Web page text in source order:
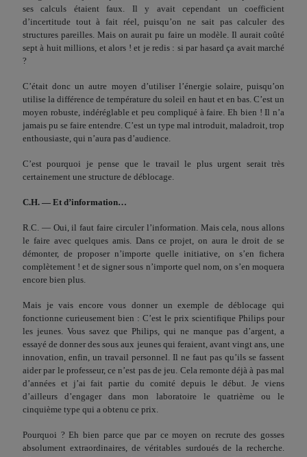
ses calculs étaient faux. Il y avait cependant un coefficient
d’incertitude tout à fait réel, puisqu’on ne sait pas cal­culer des
structures pareilles. Mais on aurait pu faire un modèle. Il aurait coûté
sept à huit millions, et alors ! et je redis : si par hasard ça avait marché
?
C’était donc un autre moyen d’utiliser l’énergie solaire, puis­qu’on
utilise la différence de température du soleil en haut et en bas. C’est un
moyen robuste, indéréglable et peu compliqué à faire. Eh bien ! Il n’a
jamais pu se faire entendre. C’est un type mal introduit, maladroit, trop
enthousiaste, qui n’aura pas d’audience.
C’est pourquoi je pense que le travail le plus urgent serait très
certainement une structure de déblocage.
C.H. — Et d’information…
R.C. — Oui, il faut faire circuler l’information. Mais cela, nous allons
le faire avec quelques amis. Dans ce projet, on aura le droit de se
démonter, de proposer n’importe quelle initiative, on s’en fichera
complètement ! et de signer sous n’importe quel nom, on s’en moquera
encore bien plus.
Mais je vais encore vous donner un exemple de déblocage qui
fonctionne curieusement bien : C’est le prix scientifique Philips pour
les jeunes. Vous savez que Philips, qui ne manque pas d’argent, a
essayé de donner des sous aux jeunes qui feraient, avant vingt ans, une
innovation, enfin, un travail personnel. Il ne faut pas qu’ils se fassent
aider par le professeur, ce n’est pas de jeu. Cela remonte déjà à pas mal
d’années et j’ai fait partie du comité depuis le début. Je viens
d’ailleurs d’engager dans mon laboratoire le quatrième ou le
cinquième type qui a obtenu ce prix.
Pourquoi ? Eh bien parce que par ce moyen on recrute des gosses
absolument extraordinaires, de véritables surdoués de la recherche.